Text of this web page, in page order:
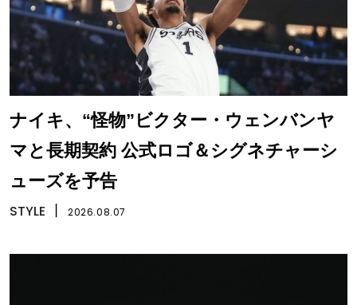
ナイキ、“怪物”ビクター・ウェンバンヤ
マと長期契約 公式ロゴ＆シグネチャーシ
ューズを予告
STYLE 2026.08.07